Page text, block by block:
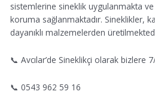
sistemlerine sineklik uygulanmakta
koruma sağlanmaktadır. Sineklikler,
dayanıklı malzemelerden
📞 Avcılar’de Sineklikçi olarak bizlere
📞 0543 962 59 16